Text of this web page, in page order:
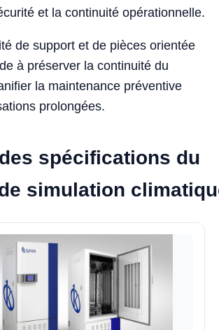
et la continuité opérationnelle.
de support et de pièces orientée
à préserver la continuité du
la maintenance préventive
prolongées.
spécifications du
simulation